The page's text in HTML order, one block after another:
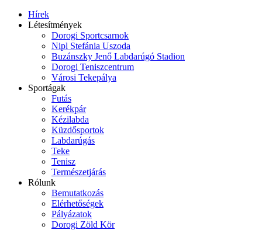
Hírek
Létesítmények
Dorogi Sportcsarnok
Nipl Stefánia Uszoda
Buzánszky Jenő Labdarúgó Stadion
Dorogi Teniszcentrum
Városi Tekepálya
Sportágak
Futás
Kerékpár
Kézilabda
Küzdősportok
Labdarúgás
Teke
Tenisz
Természetjárás
Rólunk
Bemutatkozás
Elérhetőségek
Pályázatok
Dorogi Zöld Kör